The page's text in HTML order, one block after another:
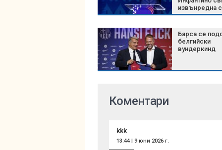
извънредна
на върха на
Барса се
белгийски
вундеркинд
Коментари
kkk
13:44 | 9 юни 2026 г.